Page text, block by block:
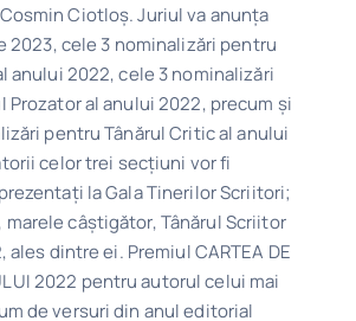
Ciotloș. Juriul va anunţa
2023, cele 3 nominalizări pentru
anului 2022, cele 3 nominalizări
Prozator al anului 2022, precum şi
pentru Tânărul Critic al anului
celor trei secţiuni vor fi
la Gala Tinerilor Scriitori;
marele câştigător, Tânărul Scriitor
ales dintre ei. Premiul CARTEA DE
2022 pentru autorul celui mai
de versuri din anul editorial